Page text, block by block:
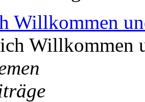
Willkommen
Willkommen